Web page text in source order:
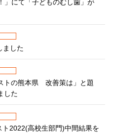
」にて「子どものむし歯」が
ました
トの熊本県 改善策は」と題
した
2022(高校生部門)中間結果を